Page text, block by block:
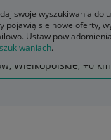
bmw e90 lci m pakiet
Wielkopolskie, +0 km
swoje wyszukiwania do
pojawią się nowe oferty,
Ustaw
.